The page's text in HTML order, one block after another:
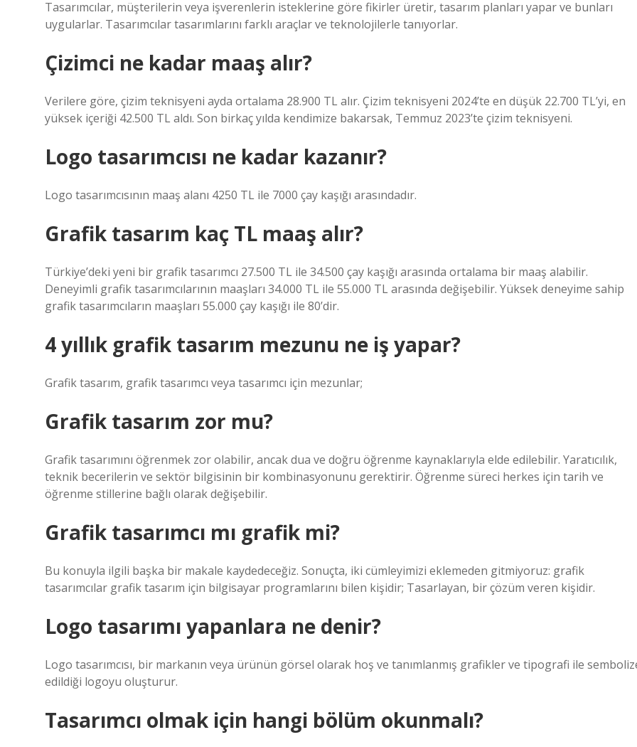
Tasarımcılar, müşterilerin veya işverenlerin isteklerine göre fikirler üretir, tasarım planları yapar ve bunları
uygularlar. Tasarımcılar tasarımlarını farklı araçlar ve teknolojilerle tanıyorlar.
Çizimci ne kadar maaş alır?
Verilere göre, çizim teknisyeni ayda ortalama 28.900 TL alır. Çizim teknisyeni 2024’te en düşük 22.700 TL’yi, en
yüksek içeriği 42.500 TL aldı. Son birkaç yılda kendimize bakarsak, Temmuz 2023’te çizim teknisyeni.
Logo tasarımcısı ne kadar kazanır?
Logo tasarımcısının maaş alanı 4250 TL ile 7000 çay kaşığı arasındadır.
Grafik tasarım kaç TL maaş alır?
Türkiye’deki yeni bir grafik tasarımcı 27.500 TL ile 34.500 çay kaşığı arasında ortalama bir maaş alabilir.
Deneyimli grafik tasarımcılarının maaşları 34.000 TL ile 55.000 TL arasında değişebilir. Yüksek deneyime sahip
grafik tasarımcıların maaşları 55.000 çay kaşığı ile 80’dir.
4 yıllık grafik tasarım mezunu ne iş yapar?
Grafik tasarım, grafik tasarımcı veya tasarımcı için mezunlar;
Grafik tasarım zor mu?
Grafik tasarımını öğrenmek zor olabilir, ancak dua ve doğru öğrenme kaynaklarıyla elde edilebilir. Yaratıcılık,
teknik becerilerin ve sektör bilgisinin bir kombinasyonunu gerektirir. Öğrenme süreci herkes için tarih ve
öğrenme stillerine bağlı olarak değişebilir.
Grafik tasarımcı mı grafik mi?
Bu konuyla ilgili başka bir makale kaydedeceğiz. Sonuçta, iki cümleyimizi eklemeden gitmiyoruz: grafik
tasarımcılar grafik tasarım için bilgisayar programlarını bilen kişidir; Tasarlayan, bir çözüm veren kişidir.
Logo tasarımı yapanlara ne denir?
Logo tasarımcısı, bir markanın veya ürünün görsel olarak hoş ve tanımlanmış grafikler ve tipografi ile
edildiği logoyu oluşturur.
Tasarımcı olmak için hangi bölüm okunmalı?